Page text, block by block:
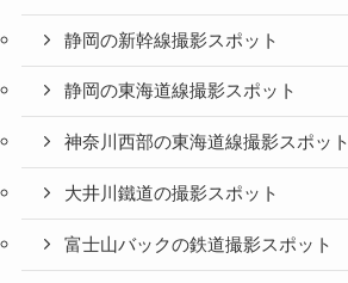
静岡の新幹線撮影スポット
静岡の東海道線撮影スポット
神奈川西部の東海道線撮影スポット
大井川鐵道の撮影スポット
富士山バックの鉄道撮影スポット